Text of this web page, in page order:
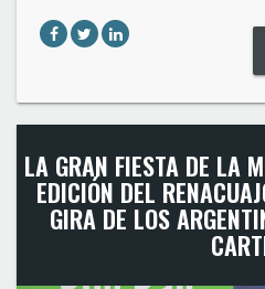
LA GRAN FIESTA DE LA
EDICIÓN DEL
GIRA DE LOS